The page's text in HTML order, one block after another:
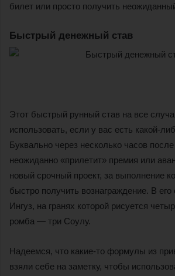
билет или просто получить
Быстрый денежный став
Этот быстрый рунный став на все
использовать, если у вас есть какой-
Буквально через несколько часов
неожиданно «прилетит» премия или
новый срочный проект, за выполнение
быстро получить вознаграждение. В его
Ингуз, на гранях которой рисуется
ромба — три Соулу.
Надеемся, что какие-то формулы из
взяли себе на заметку, чтобы